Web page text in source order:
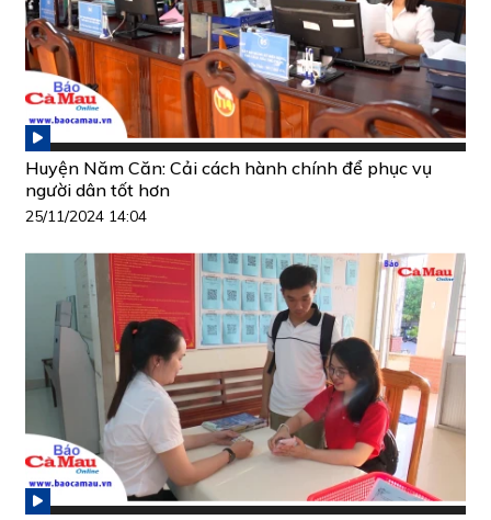
Huyện Năm Căn: Cải cách hành chính để phục vụ
người dân tốt hơn
25/11/2024 14:04